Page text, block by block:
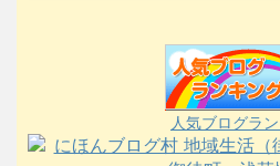
人気ブログラ